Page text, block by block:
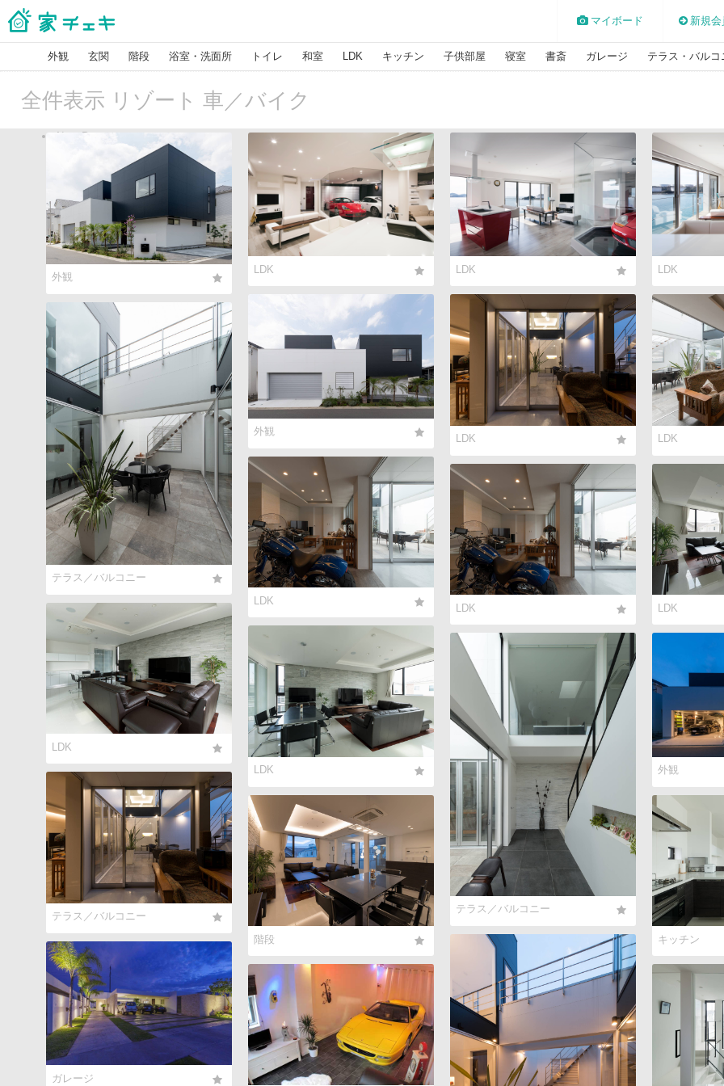
マイボード 新規
外観 玄関 階段 浴室・洗面所 トイレ 和室 LDK キッチン 子供部屋 寝室 書斎 ガレージ テラス・バルコ
全件表示 リゾート 車／バイク
外観
LDK LDK LDK
外観
LDK LDK
テラス／バルコニー
LDK
LDK LDK
LDK
LDK
テラス／バルコニー
外観
テラス／バルコニー
キッチン
階段
ガレージ
Next Page